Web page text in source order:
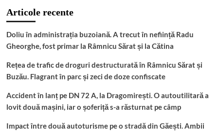
Articole recente
Doliu în administrația buzoiană. A trecut în neființă Radu
Gheorghe, fost primar la Râmnicu Sărat și la Cătina
Rețea de trafic de droguri destructurată în Râmnicu Sărat și
Buzău. Flagrant în parc și zeci de doze confiscate
Accident în lanț pe DN 72 A, la Dragomirești. O autoutilitară a
lovit două mașini, iar o șoferiță s-a răsturnat pe câmp
Impact între două autoturisme pe o stradă din Găești. Ambii